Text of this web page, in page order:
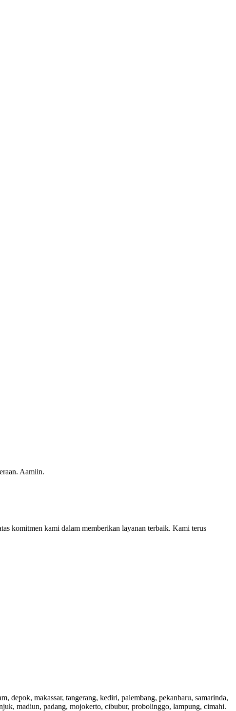
Aamiin.
komitmen kami dalam memberikan layanan terbaik. Kami terus
depok, makassar, tangerang, kediri, palembang, pekanbaru, samarinda,
madiun, padang, mojokerto, cibubur, probolinggo, lampung, cimahi.